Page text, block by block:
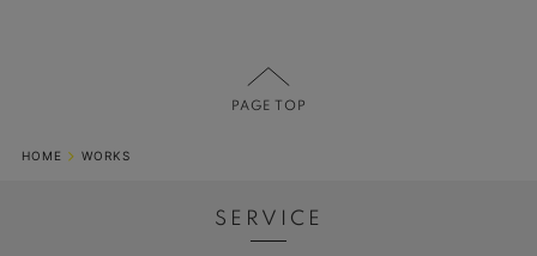
HOME WORKS
SERVICE